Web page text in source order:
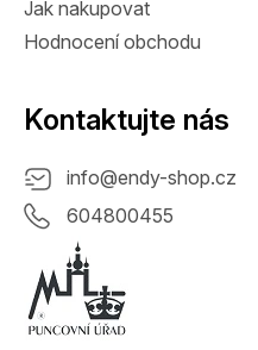
Jak nakupovat
Hodnocení obchodu
Kontaktujte nás
info@endy-shop.cz
604800455